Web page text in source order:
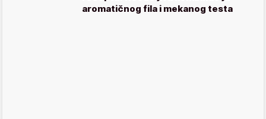
aromatičnog fila i mekanog testa